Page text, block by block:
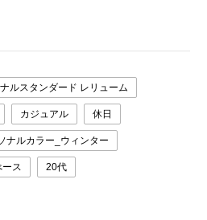
ルスタンダード レリューム
カジュアル 休日
ナルカラー_ウィンター
ス 20代